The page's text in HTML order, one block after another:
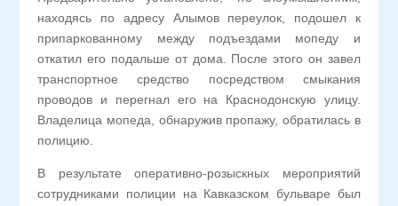
находясь по адресу Алымов переулок, подошел к
припаркованному между подъездами мопеду и
откатил его подальше от дома. После этого он завел
транспортное средство посредством смыкания
проводов и перегнал его на Краснодонскую улицу.
Владелица мопеда, обнаружив пропажу, обратилась в
полицию.
В результате оперативно-розыскных мероприятий
сотрудниками полиции на Кавказском бульваре был